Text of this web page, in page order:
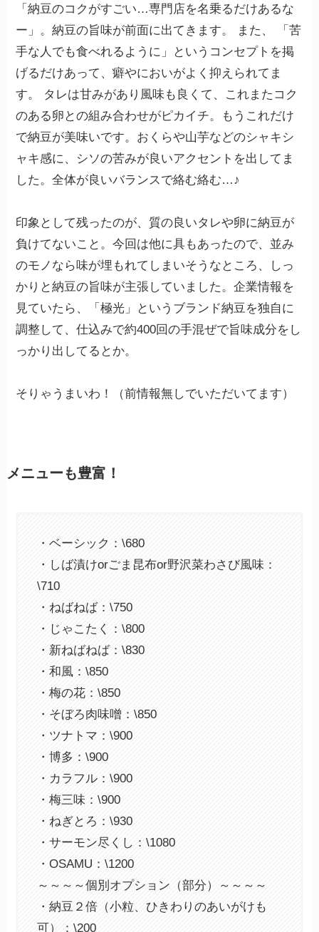
「納豆のコクがすごい…専門店を名乗るだけあるな
ー」。納豆の旨味が前面に出てきます。 また、 「苦
手な人でも食べれるように」というコンセプトを掲
げるだけあって、癖やにおいがよく抑えられてま
す。 タレは甘みがあり風味も良くて、これまたコク
のある卵との組み合わせがピカイチ。もうこれだけ
で納豆が美味いです。おくらや山芋などのシャキシ
ャキ感に、シソの苦みが良いアクセントを出してま
した。全体が良いバランスで絡む絡む…♪
印象として残ったのが、質の良いタレや卵に納豆が
負けてないこと。今回は他に具もあったので、並み
のモノなら味が埋もれてしまいそうなところ、しっ
かりと納豆の旨味が主張していました。企業情報を
見ていたら、「極光」というブランド納豆を独自に
調整して、仕込みで約400回の手混ぜで旨味成分をし
っかり出してるとか。
そりゃうまいわ！（前情報無しでいただいてます）
メニューも豊富！
・ベーシック：\680
・しば漬けorごま昆布or野沢菜わさび風味：
\710
・ねばねば：\750
・じゃこたく：\800
・新ねばねば：\830
・和風：\850
・梅の花：\850
・そぼろ肉味噌：\850
・ツナトマ：\900
・博多：\900
・カラフル：\900
・梅三味：\900
・ねぎとろ：\930
・サーモン尽くし：\1080
・OSAMU：\1200
～～～～個別オプション（部分）～～～～
・納豆２倍（小粒、ひきわりのあいがけも
可）：\200